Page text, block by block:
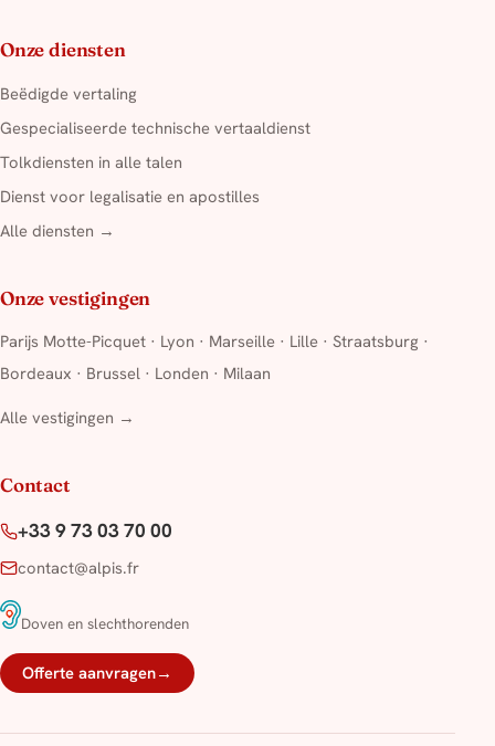
Onze diensten
Beëdigde vertaling
Gespecialiseerde technische vertaaldienst
Tolkdiensten in alle talen
Dienst voor legalisatie en apostilles
Alle diensten →
Onze vestigingen
Parijs Motte-Picquet · Lyon · Marseille · Lille · Straatsburg ·
Bordeaux · Brussel · Londen · Milaan
Alle vestigingen →
Contact
+33 9 73 03 70 00
contact@alpis.fr
Doven en slechthorenden
Offerte aanvragen→